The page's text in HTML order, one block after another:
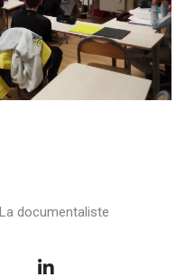
La documentaliste